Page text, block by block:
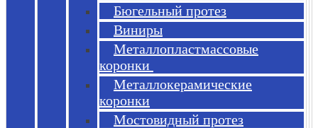
Бюгельный протез
Виниры
Металлопластмассовые
коронки
Металлокерамические
коронки
Мостовидный протез